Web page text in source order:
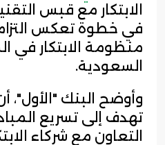
في خطوة تعكس
منظومة الابتكار في
السعودية.
وأوضح البنك "الأول"،
تهدف إلى تسريع
التعاون مع شركاء